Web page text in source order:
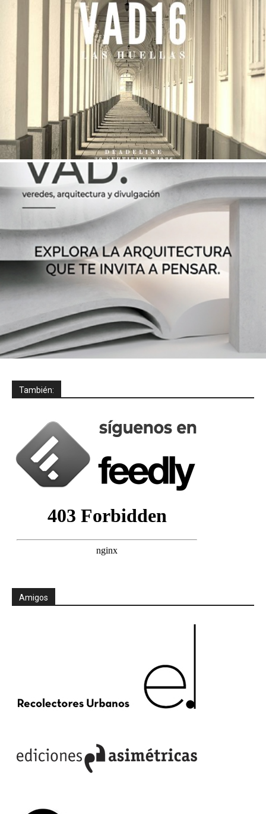
También:
Amigos